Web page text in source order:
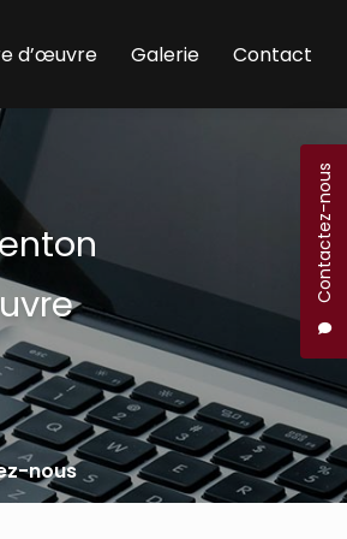
Contactez-nous
d’œuvre Galerie Contact
nous